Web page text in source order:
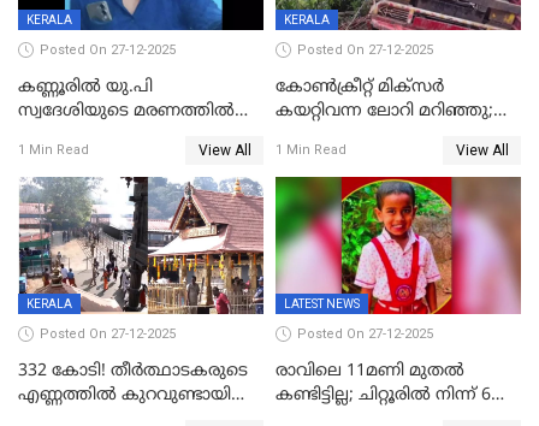
KERALA
Posted On 27-12-2025
കണ്ണൂരിൽ യു.പി
സ്വദേശിയുടെ മരണത്തിൽ
കേസ്; തർക്കമുണ്ടായത്
ഫേഷ്യലിന് 300 രൂപ
ആവശ്യപ്പെട്ടതിനെച്ചൊല്ലി
1 Min Read View All
KERALA
Posted On 27-12-2025
കോണ്‍ക്രീറ്റ് മിക്‌സര്‍
കയറ്റിവന്ന ലോറി മറിഞ്ഞു;
അപകടം കണ്ണൂരിൽ
1 Min Read View All
KERALA
Posted On 27-12-2025
332 കോടി! തീർത്ഥാടകരുടെ
എണ്ണത്തിൽ കുറവുണ്ടായിട്ടും
LATEST NEWS
Posted On 27-12-2025
രാവിലെ 11മണി മുതൽ
കണ്ടിട്ടില്ല; ചിറ്റൂരിൽ നിന്ന് 6